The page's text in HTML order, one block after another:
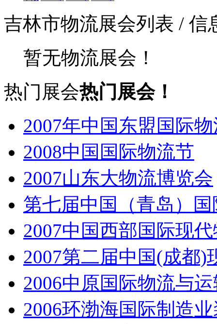
吉林市物流展会列表 / 信
暂无物流展会！
热门展会热门展会！
2007年中国东盟国际
2008中国国际物流节
2007山东大物流博览会
第七届中国（青岛）
2007中国西部国际现
2007第二届中国(成都
2006中原国际物流与
2006环渤海国际制造